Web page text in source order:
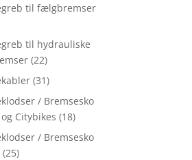
til fælgbremser
til hydrauliske
(22)
(31)
/ Bremsesko
Citybikes (18)
/ Bremsesko
(25)